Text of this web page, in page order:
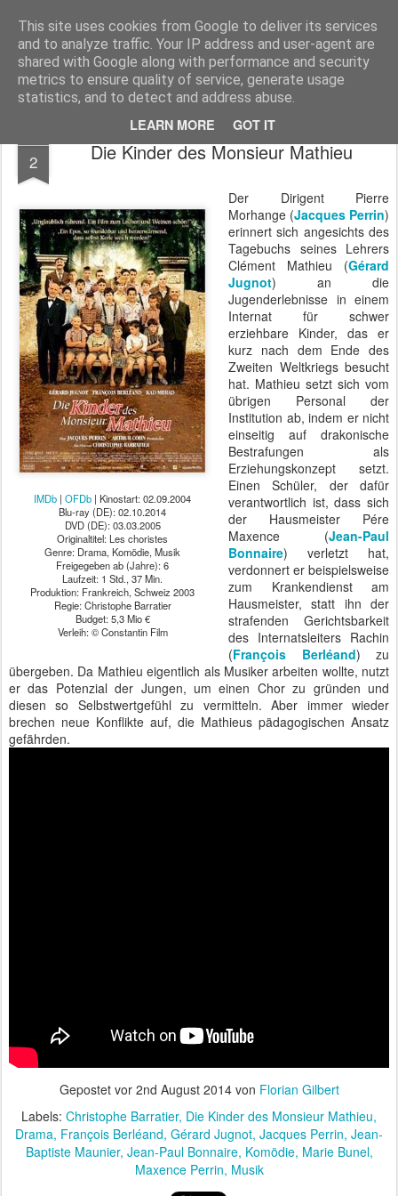
This site uses cookies from Google to deliver its services
and to analyze traffic. Your IP address and user-agent are
shared with Google along with performance and security
metrics to ensure quality of service, generate usage
statistics, and to detect and address abuse.
LEARN MORE GOT IT
MyKinoTrailer
Pages
2 Die Kinder des Monsieur Mathieu
IMDb | OFDb | Kinostart: 02.09.2004
Blu-ray (DE): 02.10.2014
DVD (DE): 03.03.2005
Originaltitel: Les choristes
Genre: Drama, Komödie, Musik
Freigegeben ab (Jahre): 6
Laufzeit: 1 Std., 37 Min.
Produktion: Frankreich, Schweiz 2003
Regie: Christophe Barratier
Budget: 5,3 Mio €
Verleih: © Constantin Film
Der Dirigent Pierre
Morhange (Jacques Perrin)
erinnert sich angesichts des
Tagebuchs seines Lehrers
Clément Mathieu (Gérard
Jugnot) an die
Jugenderlebnisse in einem
Internat für schwer
erziehbare Kinder, das er
kurz nach dem Ende des
Zweiten Weltkriegs besucht
hat. Mathieu setzt sich vom
übrigen Personal der
Institution ab, indem er nicht
einseitig auf drakonische
Bestrafungen als
Erziehungskonzept setzt.
Einen Schüler, der dafür
verantwortlich ist, dass sich
der Hausmeister Pére
Maxence (Jean-Paul
Bonnaire) verletzt hat,
verdonnert er beispielsweise
zum Krankendienst am
Hausmeister, statt ihn der
strafenden Gerichtsbarkeit
des Internatsleiters Rachin
(François Berléand) zu
übergeben. Da Mathieu eigentlich als Musiker arbeiten wollte, nutzt
er das Potenzial der Jungen, um einen Chor zu gründen und
diesen so Selbstwertgefühl zu vermitteln. Aber immer wieder
brechen neue Konflikte auf, die Mathieus pädagogischen Ansatz
gefährden.
Gepostet vor 2nd August 2014von Florian Gilbert
Labels: Christophe Barratier Die Kinder des Monsieur Mathieu
Drama François Berléand Gérard Jugnot Jacques Perrin Jean-
Baptiste Maunier Jean-Paul Bonnaire Komödie Marie Bunel
Maxence Perrin Musik